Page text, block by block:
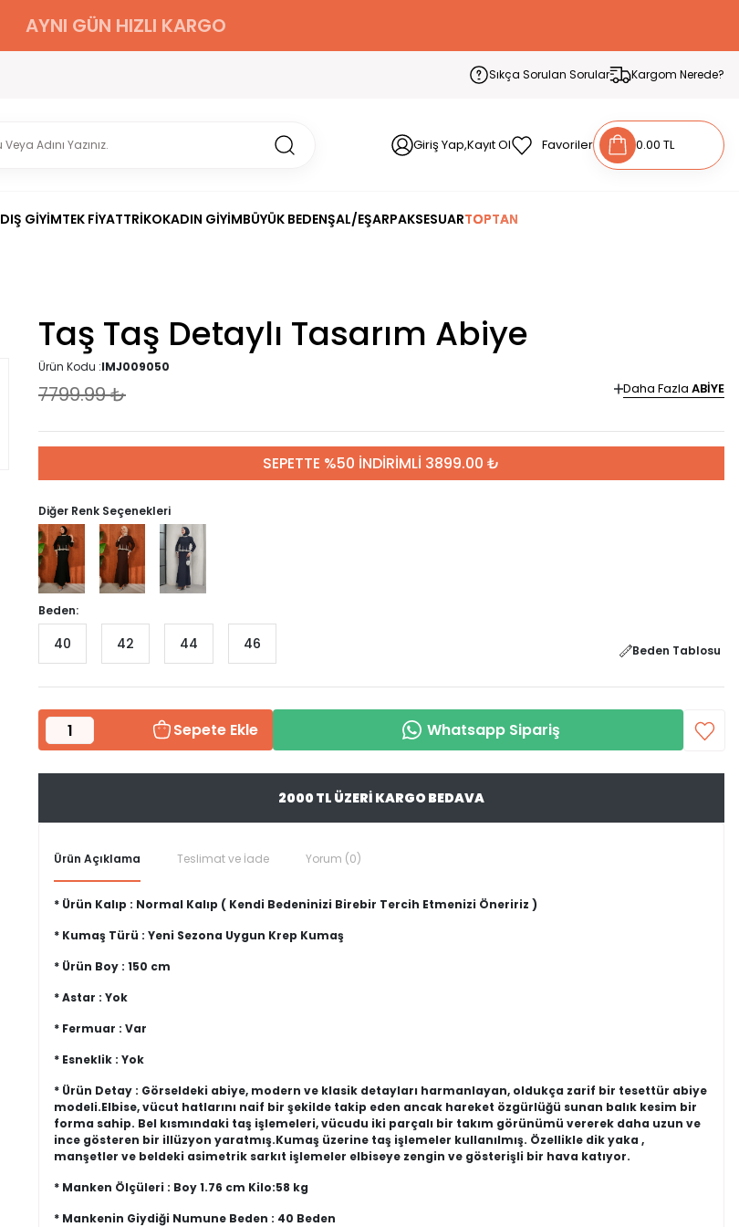
AYNI GÜN HIZLI KARGO
Sıkça Sorulan Sorular Kargom Nerede?
Giriş Yap,Kayıt Ol Favoriler 0.00 TL
DIŞ GİYİMTEK FİYATTRİKOKADIN GİYİMBÜYÜK BEDENŞAL/EŞARPAKSESUARTOPTAN
Taş Taş Detaylı Tasarım Abiye
Ürün Kodu :IMJ009050
7799.99₺ Daha Fazla ABİYE
SEPETTE %50 İNDİRİMLİ 3899.00 ₺
Diğer Renk Seçenekleri
Beden:
40 42 44 46 Beden Tablosu
Sepete Ekle Whatsapp Sipariş
2000 TL ÜZERİ KARGO BEDAVA
Ürün Açıklama Teslimat ve İade Yorum (0)
* Ürün Kalıp : Normal Kalıp ( Kendi Bedeninizi Birebir Tercih Etmenizi Öneririz )
* Kumaş Türü : Yeni Sezona Uygun Krep Kumaş
* Ürün Boy : 150 cm
* Astar : Yok
* Fermuar : Var
* Esneklik : Yok
* Ürün Detay : Görseldeki abiye, modern ve klasik detayları harmanlayan, oldukça zarif bir tesettür abiye
modeli.Elbise, vücut hatlarını naif bir şekilde takip eden ancak hareket özgürlüğü sunan balık kesim bir
forma sahip. Bel kısmındaki taş işlemeleri, vücudu iki parçalı bir takım görünümü vererek daha uzun ve
ince gösteren bir illüzyon yaratmış.Kumaş üzerine taş işlemeler kullanılmış. Özellikle dik yaka ,
manşetler ve beldeki asimetrik sarkıt işlemeler elbiseye zengin ve gösterişli bir hava katıyor.
* Manken Ölçüleri : Boy 1.76 cm Kilo:58 kg
* Mankenin Giydiği Numune Beden : 40 Beden